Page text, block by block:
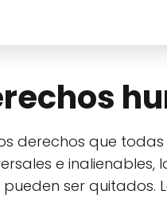
derechos que
e
ser quitados.